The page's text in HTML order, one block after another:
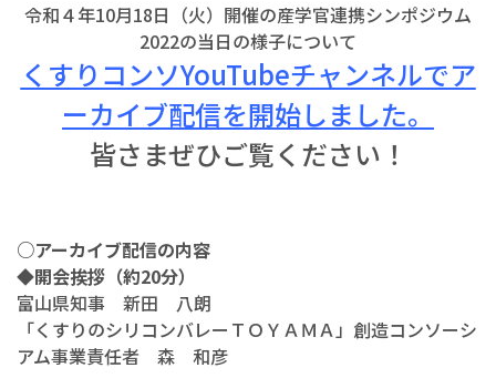
令和４年10月18日（火）開催の産学官連携シンポジウム
2022の当日の様子について
くすりコンソYouTubeチャンネルでア
ーカイブ配信を開始しました。
皆さまぜひご覧ください！
○アーカイブ配信の内容
◆開会挨拶（約20分）
富山県知事 新田 八朗
「くすりのシリコンバレーＴＯＹＡＭＡ」創造コンソーシ
アム事業責任者 森 和彦